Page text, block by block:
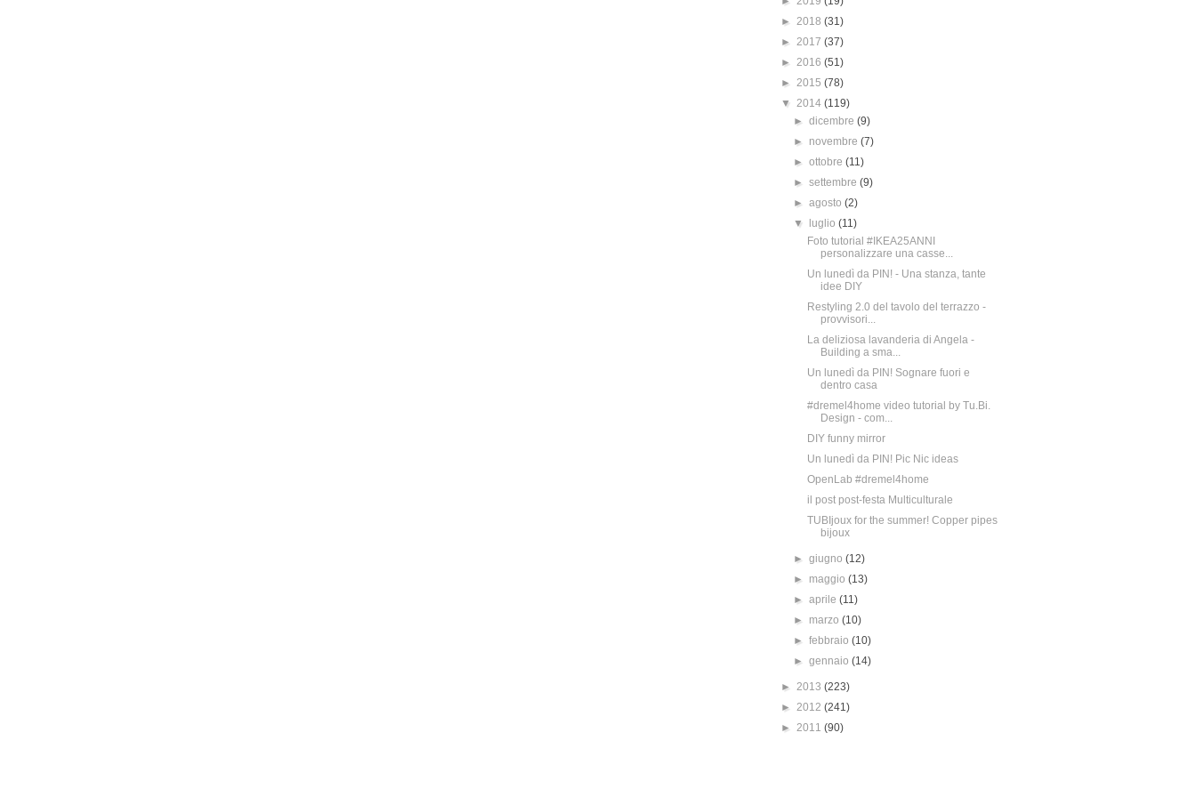
► 2018 (31)
► 2017 (37)
► 2016 (51)
► 2015 (78)
▼ 2014 (119)
►dicembre(9)
► novembre(7)
►ottobre(11)
►settembre(9)
►agosto(2)
▼
luglio(11)
Foto tutorial #IKEA25ANNI
personalizzare una casse...
Un lunedì da PIN! - Una stanza, tante
idee DIY
Restyling 2.0 del tavolo del terrazzo -
provvisori...
La deliziosa lavanderia di Angela -
Building a sma...
Un lunedì da PIN! Sognare fuori e
dentro casa
#dremel4home video tutorial by Tu.Bi.
Design - com...
DIY funny mirror
Un lunedì da PIN! Pic Nic ideas
OpenLab #dremel4home
il post post-festa Multiculturale
TUBIjoux for the summer! Copper pipes
bijoux
►giugno(12)
► maggio(13)
►aprile(11)
► marzo(10)
►febbraio(10)
►gennaio(14)
► 2013 (223)
► 2012 (241)
► 2011 (90)